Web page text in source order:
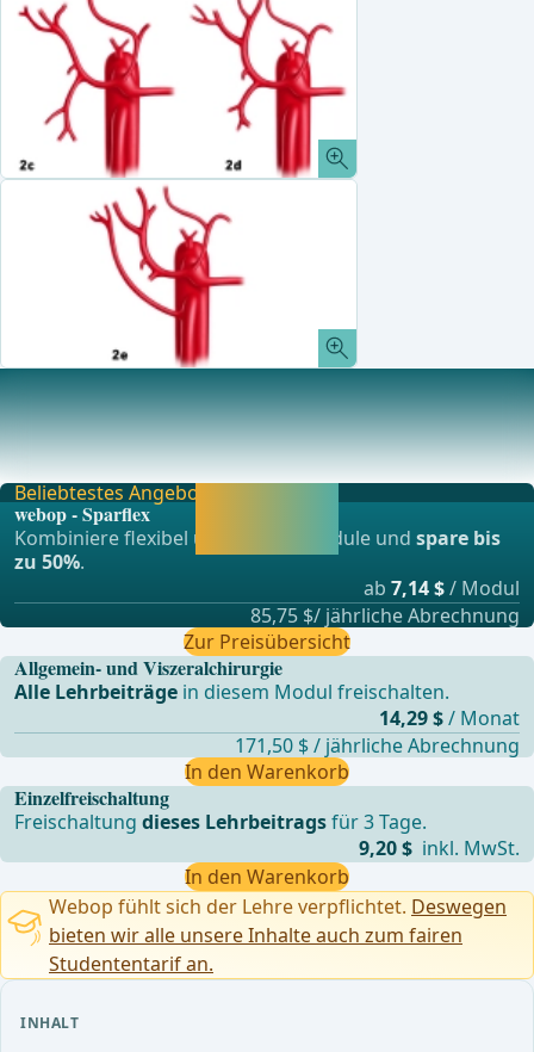
INHALT
Gallenwege
Der extrahepatische Anteil des Ductus hepaticus
sinister ist in etwa 3-5 cm lang und entsteht in de
Einzelfreischaltung
Freischaltungdieses Lehrbeitragsfür 3 Tage.
9,20 $ inkl. MwSt.
In den Warenkorb
Beliebtestes Angebot
webop - Sparflex
Kombiniere flexibel unsere Lernmodule undspare bis
zu 50%.
ab 7,14 $/ Modul
85,75 $/ jährliche Abrechnung
Zur Preisübersicht
Allgemein- und Viszeralchirurgie
Alle Lehrbeiträge in diesem Modul freischalten.
14,29 $/ Monat
171,50 $ / jährliche Abrechnung
In den Warenkorb
Webop fühlt sich der Lehre verpflichtet. Deswegen
bieten wir alle unsere Inhalte auch zum fairen
Studententarif an.